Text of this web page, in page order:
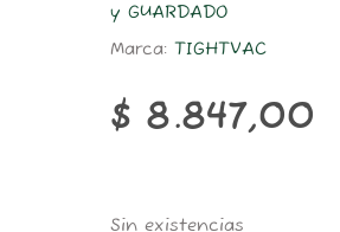
y GUARDADO
Marca: TIGHTVAC
$ 8.847,00
Sin existencias